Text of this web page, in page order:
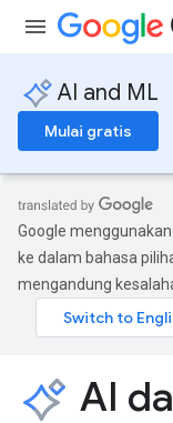
AI and ML
Mulai gratis
Google
ke dalam bahasa
mengandung
AI